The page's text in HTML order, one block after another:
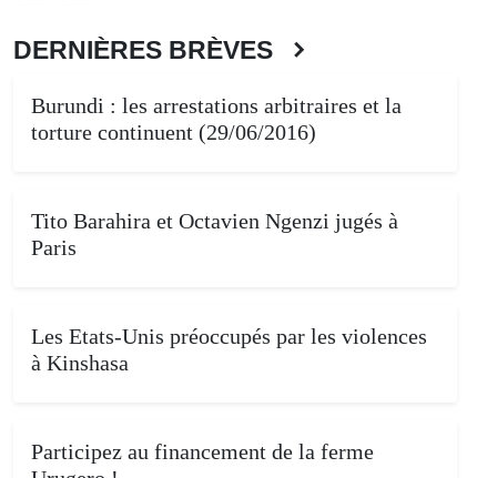
DERNIÈRES BRÈVES
Burundi : les arrestations arbitraires et la
torture continuent (29/06/2016)
Tito Barahira et Octavien Ngenzi jugés à
Paris
Les Etats-Unis préoccupés par les violences
à Kinshasa
Participez au financement de la ferme